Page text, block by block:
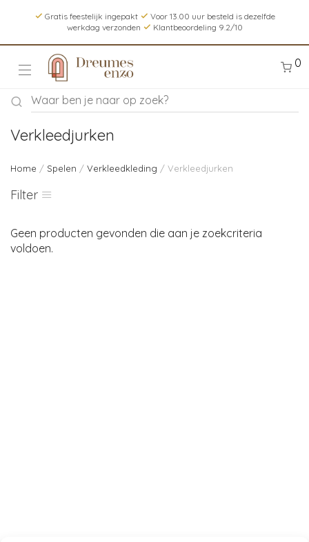
Gratis feestelijk ingepakt
Voor 13.00 uur besteld is dezelfde
werkdag verzonden
Klantbeoordeling 9.2/10
0
Verkleedjurken
Home / Spelen / Verkleedkleding / Verkleedjurken
Filter
Geen producten gevonden die aan je zoekcriteria
voldoen.